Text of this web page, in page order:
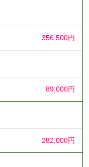
356,500円
89,000円
282,000円